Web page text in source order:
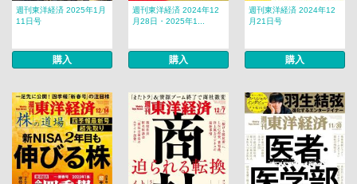
週刊東洋経済 2025年1月
11日号
購入
週刊東洋経済 2024年12
月28日・2025年1...
購入
週刊東洋経済 2024年12
月21日号
購入